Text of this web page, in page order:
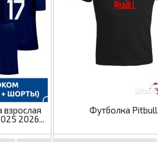
2026...
Футболка Pitbull